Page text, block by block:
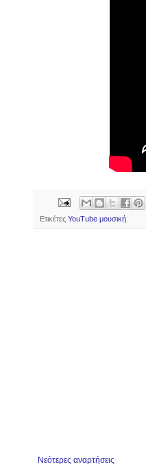
Ετικέτες YouTube μουσική
Νεότερες αναρτήσεις